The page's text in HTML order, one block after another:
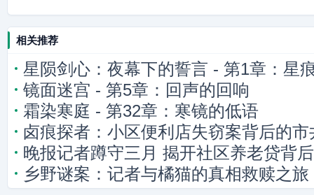
相关推荐
星陨剑心：夜幕下的誓言 - 第1章：星
镜面迷宫 - 第5章：回声的回响
霜染寒庭 - 第32章：寒镜的低语
卤痕探者：小区便利店失窃案背后的市
晚报记者蹲守三月 揭开社区养老贷背
乡野谜案：记者与橘猫的真相救赎之旅